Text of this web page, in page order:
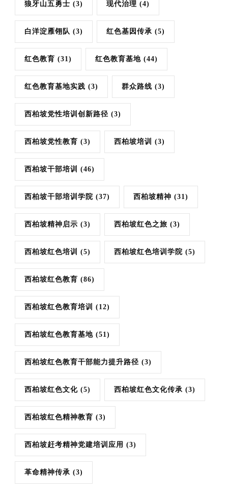
狼牙山五勇士 (3) 现代治理 (4)
白洋淀雁翎队 (3) 红色基因传承 (5)
红色教育 (31) 红色教育基地 (44)
红色教育基地实践 (3) 群众路线 (3)
西柏坡党性培训创新路径 (3)
西柏坡党性教育 (3) 西柏坡培训 (3)
西柏坡干部培训 (46)
西柏坡干部培训学院 (37) 西柏坡精神 (31)
西柏坡精神启示 (3) 西柏坡红色之旅 (3)
西柏坡红色培训 (5) 西柏坡红色培训学院 (5)
西柏坡红色教育 (86)
西柏坡红色教育培训 (12)
西柏坡红色教育基地 (51)
西柏坡红色教育干部能力提升路径 (3)
西柏坡红色文化 (5) 西柏坡红色文化传承 (3)
西柏坡红色精神教育 (3)
西柏坡赶考精神党建培训应用 (3)
革命精神传承 (3)